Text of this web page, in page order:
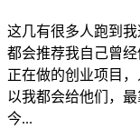
这几有很多人跑到
都会推荐我自己曾
正在做的创业项目
以我都会给他们，
今...